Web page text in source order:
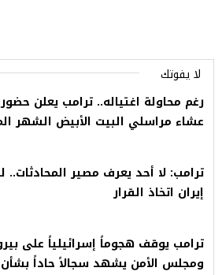
لا يفوتك
رغم محاولة اغتياله.. ترامب يعلن
عشاء مراسلي البيت الأبيض الشهر
ترامب: لا أحد يعرف مصير
إيران اتخاذ القرار
ترامب يوقف هجوماً إسرائيلياً على
ومجلس الأمن يشهد سجالاً حاداً بشأن